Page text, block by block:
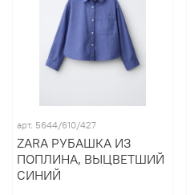
арт. 5644/610/427
ZARA РУБАШКА ИЗ
ПОПЛИНА, ВЫЦВЕТШИЙ
СИНИЙ